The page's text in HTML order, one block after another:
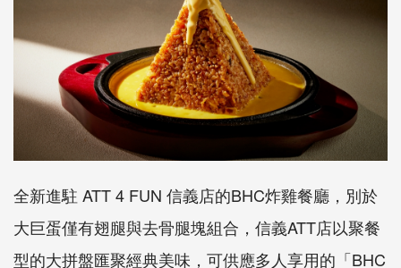
全新進駐 ATT 4 FUN 信義店的BHC炸雞餐廳， 別於
大巨蛋僅有翅腿與去骨腿塊組合，信義ATT店以聚餐
型的大拼盤匯聚經典美味，可供應多人享用的「BHC